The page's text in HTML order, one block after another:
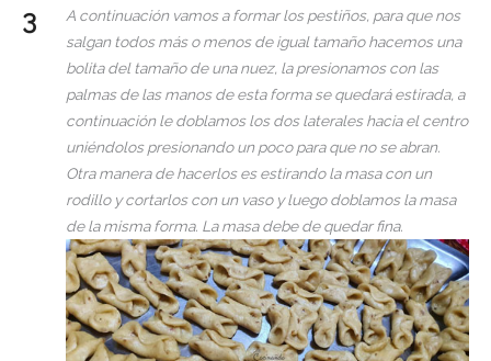
A continuación vamos a formar los pestiños, para que nos
salgan todos más o menos de igual tamaño hacemos una
bolita del tamaño de una nuez, la presionamos con las
palmas de las manos de esta forma se quedará estirada, a
continuación le doblamos los dos laterales hacia el centro
uniéndolos presionando un poco para que no se abran.
Otra manera de hacerlos es estirando la masa con un
rodillo y cortarlos con un vaso y luego doblamos la masa
de la misma forma. La masa debe de quedar fina.